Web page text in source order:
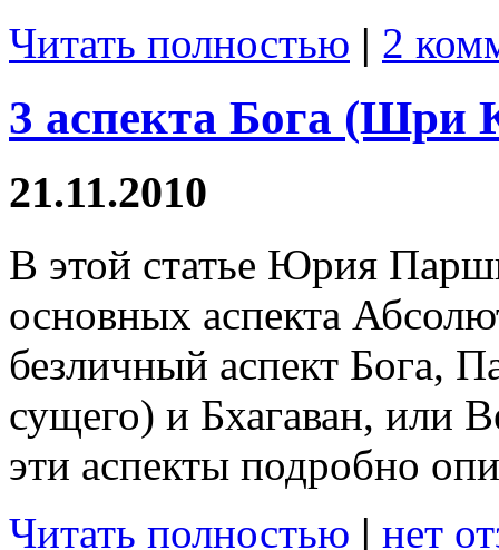
Читать полностью | 2
3 аспекта Бога
21.11.2010
В этой статье Юрия
основных аспекта
безличный аспект Бога,
сущего) и Бхагаван, или
эти аспекты подробно
Читать полностью | нет